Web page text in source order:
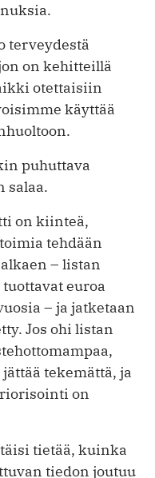
terveydestä
on kehitteillä
otettaisiin
käyttää
puhuttava
salaa.
on kiinteä,
tehdään
– listan
euroa
– ja jatketaan
Jos ohi listan
tekemättä, ja
on
tietää, kuinka
tiedon joutuu